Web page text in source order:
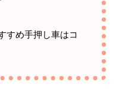
すめ手押し車はコ